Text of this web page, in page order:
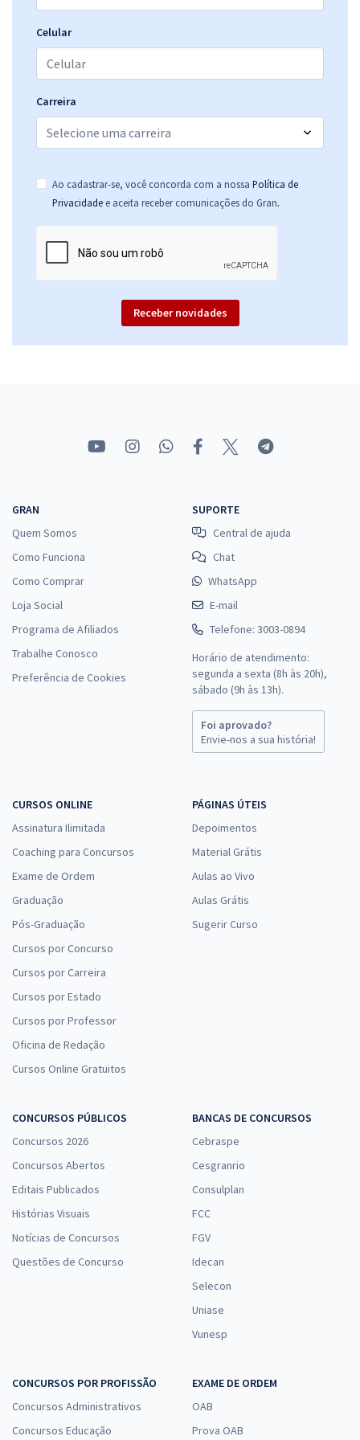
R$ 332,64à vista
Economize R$ 83,16 (-20%)
Comprar
ALERJ - Assembleia Legislativa do Estado do Rio de Janeiro -
- Controle Interno e Auditoria
R$ 271,92à vista
R$22,66
Economize R$ 67,98 (-20%)
Comprar
Comprar
ALERJ - Assembleia Legislativa do Estado do Rio de Janeiro -
Conhecimentos Específicos Para o Cargo de Especialista Legislativo
R$25,52
Economize R$ 76,56 (-20%)
Comprar
ALERJ - Assembleia Legislativa do Estado do Rio de Janeiro -
Especialista Legislativo Nível IV - Recursos Humanos
37,99
Celular
Carreira
Ao cadastrar-se, você concorda com a nossa Política de
Privacidade e aceita receber comunicações do Gran.
Receber novidades
GRAN
Quem Somos
Como Funciona
Como Comprar
Loja Social
Programa de Afiliados
Trabalhe Conosco
Preferência de Cookies
SUPORTE
Central de ajuda
Chat
WhatsApp
E-mail
Telefone: 3003-0894
Horário de atendimento:
segunda a sexta (8h às 20h),
sábado (9h às 13h).
Foi aprovado?
Envie-nos a sua história!
CURSOS ONLINE
Assinatura Ilimitada
Coaching para Concursos
Exame de Ordem
Graduação
Pós-Graduação
Cursos por Concurso
Cursos por Carreira
Cursos por Estado
Cursos por Professor
Oficina de Redação
Cursos Online Gratuitos
PÁGINAS ÚTEIS
Depoimentos
Material Grátis
Aulas ao Vivo
Aulas Grátis
Sugerir Curso
CONCURSOS PÚBLICOS
Concursos 2026
Concursos Abertos
Editais Publicados
Histórias Visuais
Notícias de Concursos
Questões de Concurso
BANCAS DE CONCURSOS
Cebraspe
Cesgranrio
Consulplan
FCC
FGV
Idecan
Selecon
Uniase
Vunesp
CONCURSOS POR PROFISSÃO
Concursos Administrativos
Concursos Educação
EXAME DE ORDEM
OAB
Prova OAB